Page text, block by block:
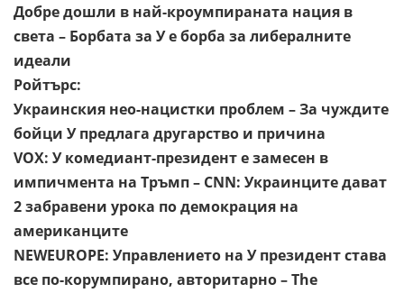
Добре дошли в най-кроумпираната нация в
света – Борбата за У е борба за либералните
идеали
Ройтърс:
Украинския нео-нацистки проблем – За чуждите
бойци У предлага другарство и причина
VOX: У комедиант-президент е замесен в
импичмента на Тръмп – CNN: Украинците дават
2 забравени урока по демокрация на
американците
NEWEUROPE: Управлението на У президент става
все по-корумпирано, авторитарно – The